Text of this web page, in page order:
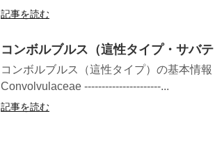
記事を読む
コンボルブルス（這性タイプ・サバ
コンボルブルス（這性タイプ）の基本情
Convolvulaceae ----------------------...
記事を読む